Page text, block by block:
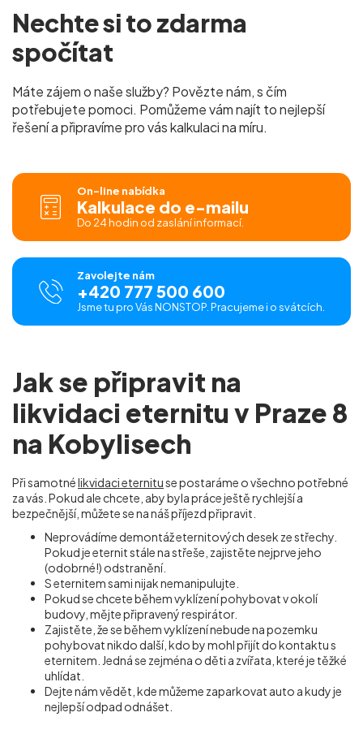
Nechte si tozdarma
spočítat
Máte zájem o naše služby? Povězte nám, s čím
potřebujete pomoci. Pomůžeme vám najít to nejlepší
řešení a připravíme pro váskalkulaci na míru.
On-line nabídka
Kalkulace do e-mailu
Do 24 hodin od zaslání informací.
Zavolejte nám
+420 777 500 600
Jsme tu pro Vás NONSTOP. Pracujeme i o svátcích.
Jak se připravit na
likvidaci eternitu v Praze 8
na Kobylisech
Při samotnélikvidaci eternituse postaráme o všechno potřebné
za vás. Pokud ale chcete, aby byla práce ještě rychlejší a
bezpečnější, můžete se na náš příjezd připravit.
Neprovádíme demontáž eternitových desek ze střechy.
Pokud je eternit stále na střeše, zajistěte nejprve jeho
(odobrné!) odstranění.
S eternitem sami nijak nemanipulujte.
Pokud se chcete během vyklízení pohybovat v okolí
budovy, mějte připravený respirátor.
Zajistěte, že se během vyklízení nebude na pozemku
pohybovat nikdo další, kdo by mohl přijít do kontaktu s
eternitem. Jedná se zejména o děti a zvířata, které je těžké
uhlídat.
Dejte nám vědět, kde můžeme zaparkovat auto a kudy je
nejlepší odpad odnášet.